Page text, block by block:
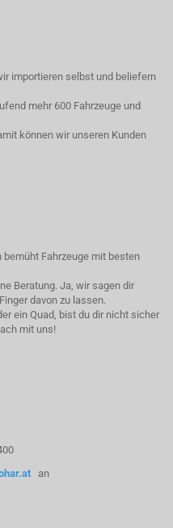
importieren selbst und beliefern
mehr 600 Fahrzeuge und
können wir unseren Kunden
Fahrzeuge mit besten
Beratung. Ja, wir sagen dir
davon zu lassen.
ein Quad, bist du dir nicht sicher
mit uns!
an